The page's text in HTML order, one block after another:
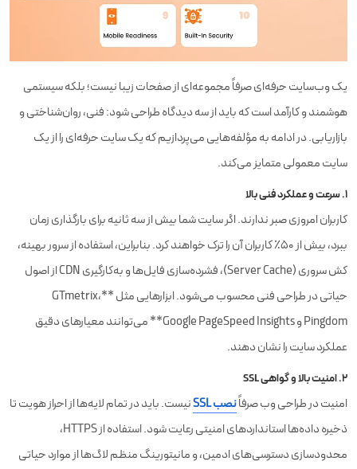
یک وب‌سایت حرفه‌ای صرفاً مجموعه‌ای از صفحات زیبا نیست؛ بلکه سیستمی
هوشمند و کارآمد است که باید از سه دیدگاه طراحی شود: فنی، روان‌شناختی و
بازاریابی. در ادامه به مؤلفه‌هایی می‌پردازیم که یک سایت حرفه‌ای را از یک
سایت معمولی متمایز می‌کند.
۱. سرعت و عملکرد فنی بالا
کاربران امروزی صبر ندارند. اگر سایت شما بیش از سه ثانیه برای بارگذاری زمان
ببرد، بیش از ۵۰٪ کاربران آن را ترک خواهند کرد. بنابراین، استفاده از سرور بهینه،
کش سروری (Server Cache)، فشرده‌سازی فایل‌ها و به‌کارگیری CDN از اصول
حیاتی در طراحی فنی محسوب می‌شود. ابزارهایی مثل **GTmetrix،
Pingdom و Google PageSpeed Insights** می‌توانند معیارهای دقیق
عملکرد سایت را نشان دهند.
۲. امنیت بالا و گواهی SSL
امنیت در طراحی وب صرفاًنصب SSL
نیست. باید در تمام لایه‌ها از احراز هویت تا
ذخیره داده‌ها استانداردهای امنیتی رعایت شود. استفاده از HTTPS،
محدودسازی دسترسی‌های ادمین، و مانیتورینگ منظم لاگ‌ها از موارد حیاتی